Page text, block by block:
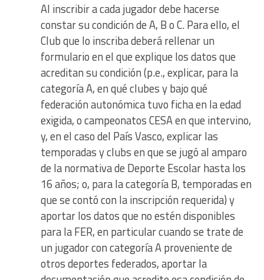
Al inscribir a cada jugador debe hacerse
constar su condición de A, B o C. Para ello, el
Club que lo inscriba deberá rellenar un
formulario en el que explique los datos que
acreditan su condición (p.e., explicar, para la
categoría A, en qué clubes y bajo qué
federación autonómica tuvo ficha en la edad
exigida, o campeonatos CESA en que intervino,
y, en el caso del País Vasco, explicar las
temporadas y clubs en que se jugó al amparo
de la normativa de Deporte Escolar hasta los
16 años; o, para la categoría B, temporadas en
que se contó con la inscripción requerida) y
aportar los datos que no estén disponibles
para la FER, en particular cuando se trate de
un jugador con categoría A proveniente de
otros deportes federados, aportar la